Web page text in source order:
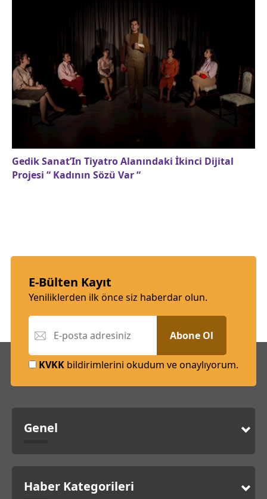
Gedik Sanat’In Tiyatro Alanındaki İkinci Dijital
Projesi “ Kadının Sözü Var “
E-Bülten Kayıt
Yeniliklerden ilk önce siz haberdar olun.
Abone Ol
KVKK bildirimlerini okudum ve onaylıyorum.
Genel
Haber Kategorileri